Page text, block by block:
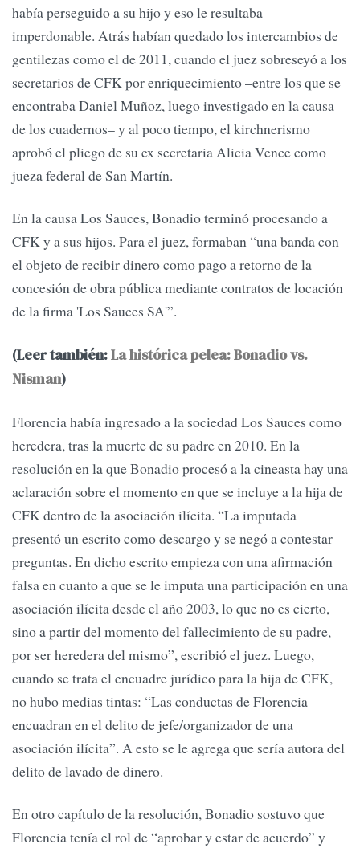
había perseguido a su hijo y eso le resultaba
imperdonable. Atrás habían quedado los intercambios de
gentilezas como el de 2011, cuando el juez sobreseyó a los
secretarios de CFK por enriquecimiento –entre los que se
encontraba Daniel Muñoz, luego investigado en la causa
de los cuadernos– y al poco tiempo, el kirchnerismo
aprobó el pliego de su ex secretaria Alicia Vence como
jueza federal de San Martín.
En la causa Los Sauces, Bonadio terminó procesando a
CFK y a sus hijos. Para el juez, formaban “una banda con
el objeto de recibir dinero como pago a retorno de la
concesión de obra pública mediante contratos de locación
de la firma 'Los Sauces SA'”.
(Leer también:La histórica pelea: Bonadio vs.
Nisman)
Florencia había ingresado a la sociedad Los Sauces como
heredera, tras la muerte de su padre en 2010. En la
resolución en la que Bonadio procesó a la cineasta hay una
aclaración sobre el momento en que se incluye a la hija de
CFK dentro de la asociación ilícita. “La imputada
presentó un escrito como descargo y se negó a contestar
preguntas. En dicho escrito empieza con una afirmación
falsa en cuanto a que se le imputa una participación en una
asociación ilícita desde el año 2003, lo que no es cierto,
sino a partir del momento del fallecimiento de su padre,
por ser heredera del mismo”, escribió el juez. Luego,
cuando se trata el encuadre jurídico para la hija de CFK,
no hubo medias tintas: “Las conductas de Florencia
encuadran en el delito de jefe/organizador de una
asociación ilícita”. A esto se le agrega que sería autora del
delito de lavado de dinero.
En otro capítulo de la resolución, Bonadio sostuvo que
Florencia tenía el rol de “aprobar y estar de acuerdo” y